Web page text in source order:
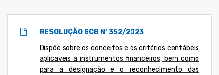
RESOLUÇÃO BCB Nº 352/2023
Dispõe sobre os conceitos e os critérios contábeis
aplicáveis a instrumentos financeiros, bem como
para a designação e o reconhecimento das